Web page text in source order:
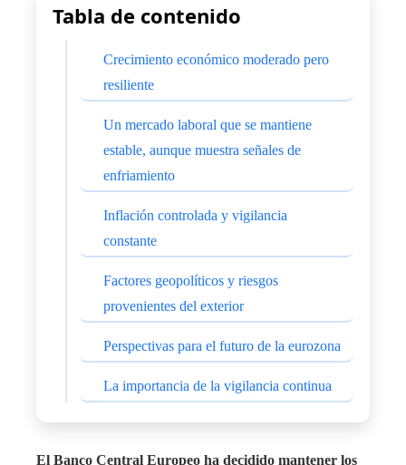
Tabla de contenido
Crecimiento económico moderado pero
resiliente
Un mercado laboral que se mantiene
estable, aunque muestra señales de
enfriamiento
Inflación controlada y vigilancia
constante
Factores geopolíticos y riesgos
provenientes del exterior
Perspectivas para el futuro de la eurozona
La importancia de la vigilancia continua
El Banco Central Europeo ha decidido mantener los